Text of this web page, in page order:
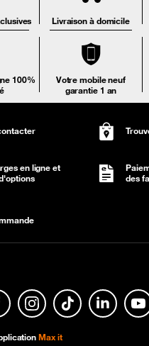
Livraison à domicile
100%
Votre mobile neuf
garantie 1 an
en ligne et
des
InstagramTikTok Linkedin
Max it